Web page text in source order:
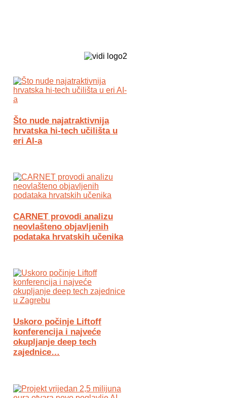
Što nude najatraktivnija
hrvatska hi-tech učilišta u
eri AI-a
CARNET provodi analizu
neovlašteno objavljenih
podataka hrvatskih učenika
Uskoro počinje Liftoff
konferencija i najveće
okupljanje deep tech
zajednice…